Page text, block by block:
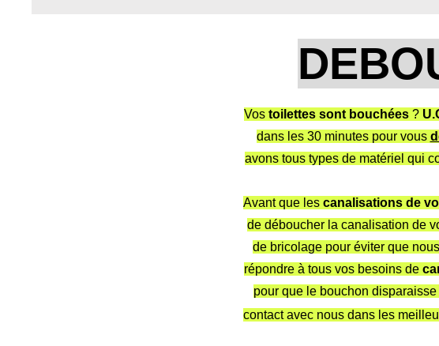
Vostoilettes sont bouchées?
dans les 30 minutes pour vous
avons tous types de matériel qui
Avant que les canalisations de
de déboucher la canalisation de
de bricolage pour éviter que
répondre à tous vos besoins de
pour que le bouchon
contact avec nous dans les